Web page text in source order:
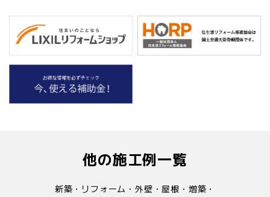
他の施工例一覧
新築・リフォーム・外壁・屋根・増築・